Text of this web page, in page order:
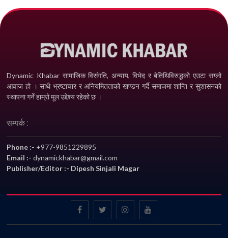
Dynamic Khabar सामाजिक विसंगति, अन्याय, विभेद­ र बेतिथिविरुद्धको एउटा सग्लो
आवाज हो । साथै भ्रष्टाचार र अनियमितताको खण्डन गर्दै समाजमा शान्ति र सुशासनको
स्थापना गर्ने हाम्रो मूल उद्देश्य रहेको छ ।
सम्पर्क :
Phone :- +977-9851229895
Email :-dynamickhabar@gmail.com
Publisher/Editor :- Dipesh Sinjali Magar